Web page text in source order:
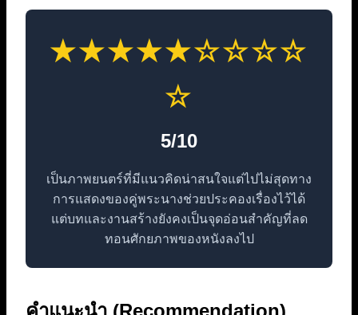
★★★★★☆☆☆☆
☆
5/10
เป็นภาพยนตร์ที่มีแนวคิดน่าสนใจแต่ไปไม่สุดทาง
การแสดงของคู่พระนางช่วยประคองเรื่องไว้ได้
แต่บทและงานสร้างยังคงเป็นจุดอ่อนสำคัญที่ลด
ทอนศักยภาพของหนังลงไป